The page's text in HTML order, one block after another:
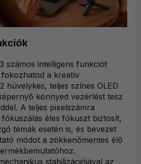
számos intelligens funkciót
a kreatív
hüvelykes, teljes színes OLED
könnyed vezérlést tesz
A teljes pixelszámra
éles fókuszt biztosít,
témák esetén is, és bevezet
módot a zökkenőmentes élő
stabilizációjával az